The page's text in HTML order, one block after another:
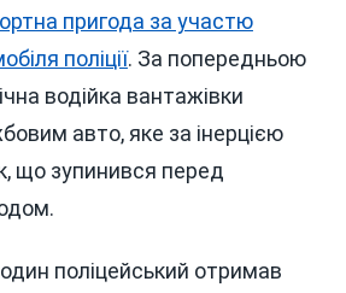
пригода за участю
поліції. За попередньою
водійка вантажівки
авто, яке за інерцією
що зупинився перед
поліцейський отримав